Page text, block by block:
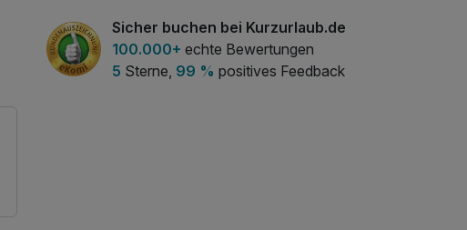
Sicher buchen bei Kurzurlaub.de
100.000+ echte Bewertungen
5 Sterne, 99 % positives Feedback